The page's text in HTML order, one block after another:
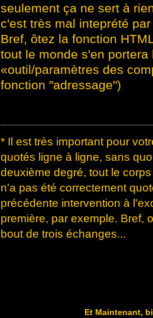
seulement ça ne sert à
c'est très mal inteprété
Bref, ôtez la fonction
tout le monde s'en
«outil/paramètres des
fonction "adressage")
* Il est très important pour
quotés ligne à ligne, sans
deuxième degré, tout le
n'a pas été correctement
précédente intervention à
première, par exemple. Bref,
bout de trois échanges...
Et Maintenant,